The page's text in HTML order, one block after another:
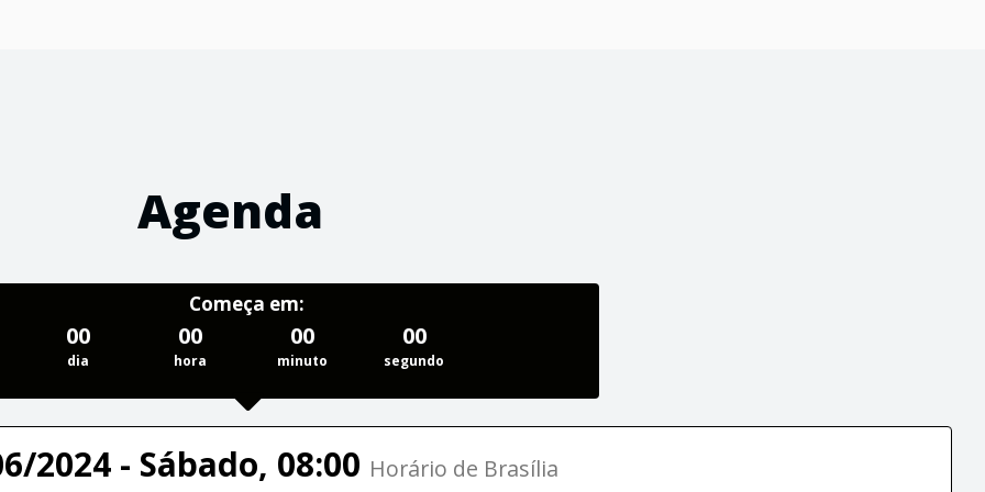
Agenda
Começa em:
00
dia
00
hora
00
minuto
00
segundo
2024 - Sábado, 08:00 Horário de Brasília